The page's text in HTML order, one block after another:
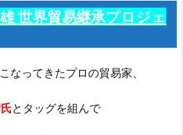
世界貿易継承プロジェ
なってきたプロの貿易家、
とタッグを組んで